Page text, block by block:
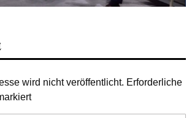
wird nicht veröffentlicht. Erforderliche